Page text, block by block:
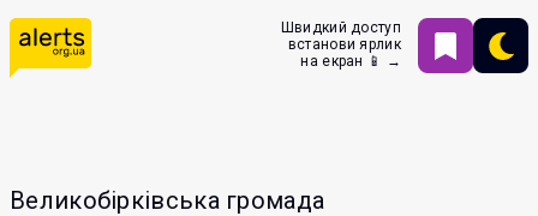
Швидкий доступ
встанови ярлик
на екран 📱 →
Великобірківська громада